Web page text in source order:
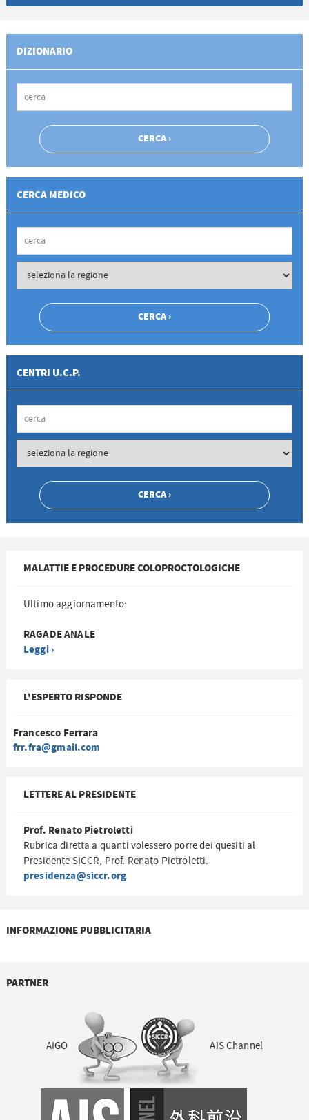
DIZIONARIO
CERCA MEDICO
CENTRI U.C.P.
MALATTIE E PROCEDURE COLOPROCTOLOGICHE
Ultimo aggiornamento:
RAGADE ANALE
Leggi ›
L'ESPERTO RISPONDE
Francesco Ferrara
frr.fra@gmail.com
LETTERE AL PRESIDENTE
Prof. Renato Pietroletti
Rubrica diretta a quanti volessero porre dei quesiti al
Presidente SICCR, Prof. Renato Pietroletti.
presidenza@siccr.org
INFORMAZIONE PUBBLICITARIA
PARTNER
AIGO AIS Channel